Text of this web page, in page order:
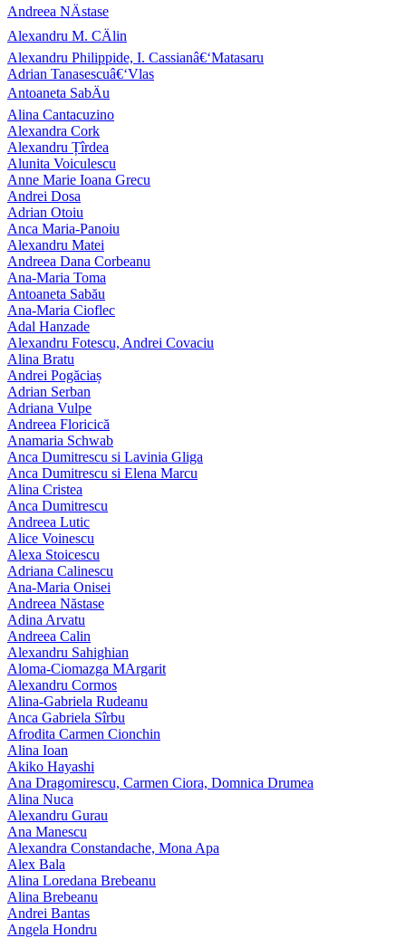
Andreea NÄstase
Alexandru M. CÄlin
Alexandru Philippide, I. Cassianâ€‘Matasaru
Adrian Tanasescuâ€‘Vlas
Antoaneta SabÄu
Alina Cantacuzino
Alexandra Cork
Alexandru Țîrdea
Alunita Voiculescu
Anne Marie Ioana Grecu
Andrei Dosa
Adrian Otoiu
Anca Maria-Panoiu
Alexandru Matei
Andreea Dana Corbeanu
Ana-Maria Toma
Antoaneta Sabău
Ana-Maria Cioflec
Adal Hanzade
Alexandru Fotescu, Andrei Covaciu
Alina Bratu
Andrei Pogăciaș
Adrian Serban
Adriana Vulpe
Andreea Floricică
Anamaria Schwab
Anca Dumitrescu si Lavinia Gliga
Anca Dumitrescu si Elena Marcu
Alina Cristea
Anca Dumitrescu
Andreea Lutic
Alice Voinescu
Alexa Stoicescu
Adriana Calinescu
Ana-Maria Onisei
Andreea Năstase
Adina Arvatu
Andreea Calin
Alexandru Sahighian
Aloma-Ciomazga MArgarit
Alexandru Cormos
Alina-Gabriela Rudeanu
Anca Gabriela Sîrbu
Afrodita Carmen Cionchin
Alina Ioan
Akiko Hayashi
Ana Dragomirescu, Carmen Ciora, Domnica Drumea
Alina Nuca
Alexandru Gurau
Ana Manescu
Alexandra Constandache, Mona Apa
Alex Bala
Alina Loredana Brebeanu
Alina Brebeanu
Andrei Bantas
Angela Hondru